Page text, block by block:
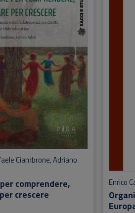
comprendere,
crescere
Ciambrone,Adriano
Enrico